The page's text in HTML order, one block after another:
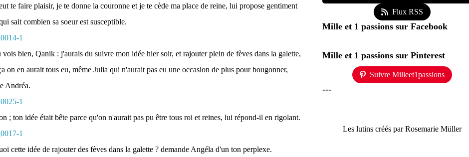
te faire plaisir, je te donne la couronne et je te cède ma place de reine, lui propose gentiment
sait combien sa soeur est susceptible.
bien, Qanik : j'aurais du suivre mon idée hier soir, et rajouter plein de fèves dans la galette,
on en aurait tous eu, même Julia qui n'aurait pas eu une occasion de plus pour bougonner,
Andréa.
; ton idée était bête parce qu'on n'aurait pas pu être tous roi et reines, lui répond-il en rigolant.
cette idée de rajouter des fèves dans la galette ? demande Angéla d'un ton perplexe.
Flux RSS
Mille et 1 passions sur Facebook
Mille et 1 passions sur Pinterest
Suivre Milleet1passions
---
Les lutins créés par Rosemarie Müller